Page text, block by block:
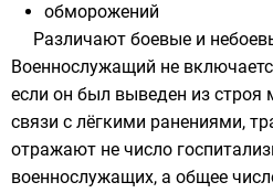
обморожений
Различают боевые и
Военнослужащий не
если он был выведен из строя
связи с лёгкими ранениями,
отражают не число
военнослужащих, а общее